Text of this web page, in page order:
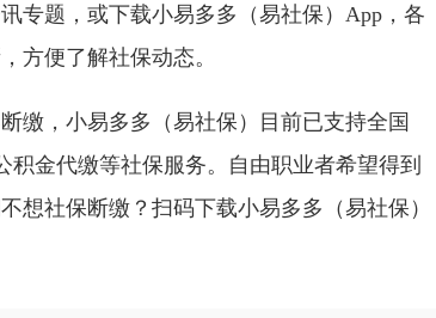
专题，或下载小易多多（易社保）App，各
方便了解社保动态。
缴，小易多多（易社保）目前已支持全国
金代缴等社保服务。自由职业者希望得到
想社保断缴？扫码下载小易多多（易社保）